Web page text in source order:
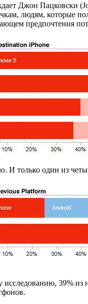
Джон Пацковски
людям, которые
предпочтения
И только один из
исследованию, 39%